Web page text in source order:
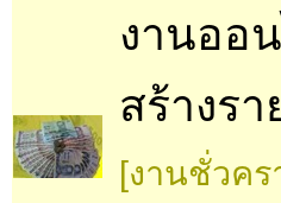
งานออ
สร้างร
[งานชั่วคร